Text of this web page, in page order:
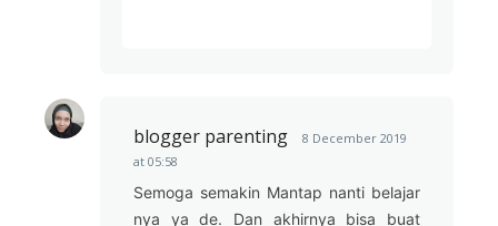
blogger parenting
8 December 2019
at 05:58
Semoga semakin Mantap nanti belajar
nya ya de. Dan akhirnya bisa buat